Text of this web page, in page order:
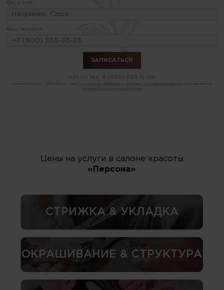
Ваше имя:
Ваш телефон:
или по тел. 8 (499) 348-15-09
Нажимая кнопку "Записаться" я даю согласие на обработку и хранение персональных данных
политикой конфиденциальности
Цены на услуги в салоне красоты
«Персона»
СТРИЖКА & УКЛАДКА
ОКРАШИВАНИЕ & СТРУКТУРА